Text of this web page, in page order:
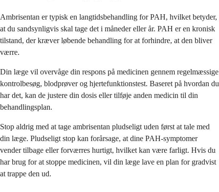
Ambrisentan er typisk en langtidsbehandling for PAH, hvilket betyder,
at du sandsynligvis skal tage det i måneder eller år. PAH er en kronisk
tilstand, der kræver løbende behandling for at forhindre, at den bliver
værre.
Din læge vil overvåge din respons på medicinen gennem regelmæssige
kontrolbesøg, blodprøver og hjertefunktionstest. Baseret på hvordan du
har det, kan de justere din dosis eller tilføje anden medicin til din
behandlingsplan.
Stop aldrig med at tage ambrisentan pludseligt uden først at tale med
din læge. Pludseligt stop kan forårsage, at dine PAH-symptomer
vender tilbage eller forværres hurtigt, hvilket kan være farligt. Hvis du
har brug for at stoppe medicinen, vil din læge lave en plan for gradvist
at trappe den ud.